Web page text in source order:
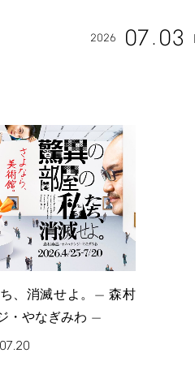
2026 07 03
、消滅せよ。— 森村
・やなぎみわ —